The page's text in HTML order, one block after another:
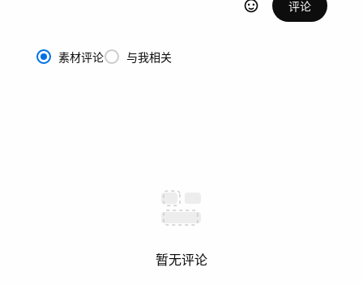
评论
素材评论 与我相关
暂无评论